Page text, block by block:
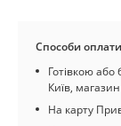
Способи оплати
Готівкою
Київ, магазин
На карту